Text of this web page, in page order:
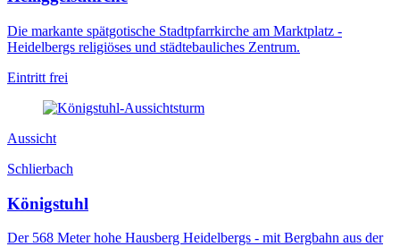
Die markante spätgotische Stadtpfarrkirche am Marktplatz -
Heidelbergs religiöses und städtebauliches Zentrum.
Eintritt frei
Aussicht
Schlierbach
Königstuhl
Der 568 Meter hohe Hausberg Heidelbergs - mit Bergbahn aus der